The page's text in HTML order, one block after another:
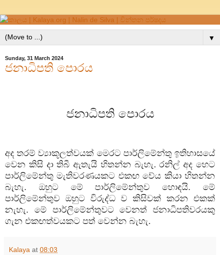
▼
Sunday, 31 March 2024
ජනාධිපති පොරය
ජනාධිපති පොරය
අද තරම් ව්‍යාකූලත්වයක් මෙරට පාර්ලිමේන්තු ඉතිහාසයේ
වෙන කිසි දා තිබී ඇතැයි හිතන්න බැහැ.රනිල් අද හෙට
පාර්ලිමේන්තු මැතිවරණයකට එකඟ වේය කියා හිතන්න
බැහැ. ඔහුට මේ පාර්ලිමේන්තුව හොඳයි.මේ
පාර්ලිමේන්තුව ඔහුට විරුද්ධ ව කිසිවක් කරන එකක්
නැහැ. මේ පාර්ලිමේන්තුවට වෙනත් ජනාධිපතිවරයකු
ගැන එකඟත්වයකට පත් වෙන්න බැහැ.
Kalaya at 08:03